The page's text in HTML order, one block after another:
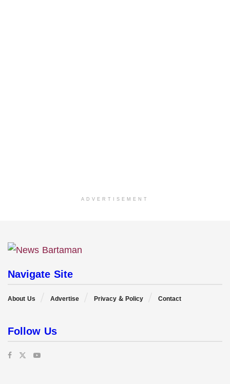
ADVERTISEMENT
Navigate Site
About Us Advertise Privacy & Policy Contact
Follow Us